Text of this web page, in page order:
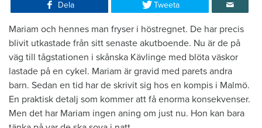
Dela Tweeta
Mariam och hennes man fryser i höstregnet. De har precis
blivit utkastade från sitt senaste akutboende. Nu är de på
väg till tågstationen i skånska Kävlinge med blöta väskor
lastade på en cykel. ­Mariam är gravid med parets andra
barn. Sedan en tid har de skrivit sig hos en kompis i Malmö.
En praktisk detalj som kommer att få enorma konsekvenser.
Men det har Mariam ingen aning om just nu. Hon kan bara